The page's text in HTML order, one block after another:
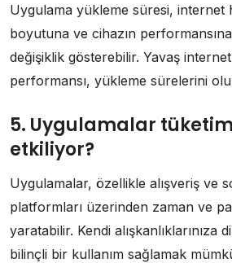
Uygulama yükleme süresi, internet
boyutuna ve cihazın
değişiklik gösterebilir. Yavaş
performansı, yükleme sürelerini
5. Uygulamalar
etkiliyor?
Uygulamalar, özellikle alışveriş ve
platformları üzerinden zaman ve
yaratabilir. Kendi alışkanlıklarınıza
bilinçli bir kullanım sağlamak